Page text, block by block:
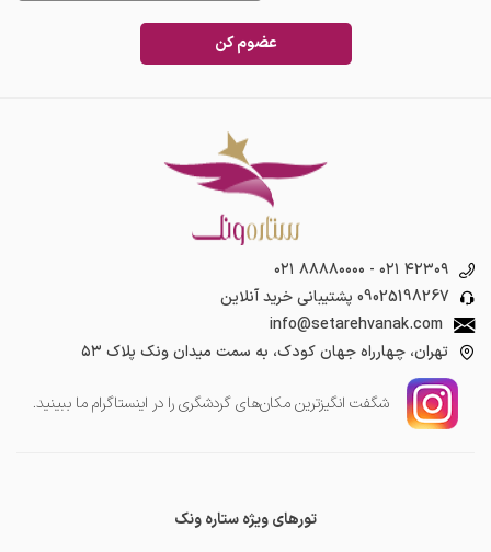
عضوم کن
۰۲۱ ۸۸۸۸۰۰۰۰ - ۰۲۱ ۴۲۳۰۹
09025198267 پشتیبانی خرید آنلاین
info@setarehvanak.com
تهران، چهارراه جهان کودک، به سمت میدان ونک پلاک ۵۳
شگفت انگیز‌ترین مکان‌های گردشگری را در اینستاگرام ما ببینید.
تورهای ویژه ستاره ونک